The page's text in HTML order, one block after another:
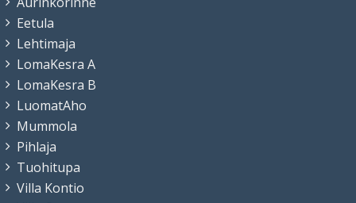
Eetula
Lehtimaja
LomaKesra A
LomaKesra B
LuomatAho
Mummola
Pihlaja
Tuohitupa
Villa Kontio